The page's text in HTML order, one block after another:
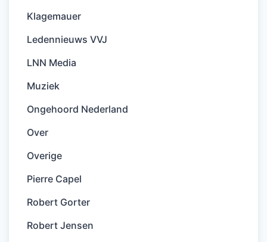
Klagemauer
Ledennieuws VVJ
LNN Media
Muziek
Ongehoord Nederland
Over
Overige
Pierre Capel
Robert Gorter
Robert Jensen